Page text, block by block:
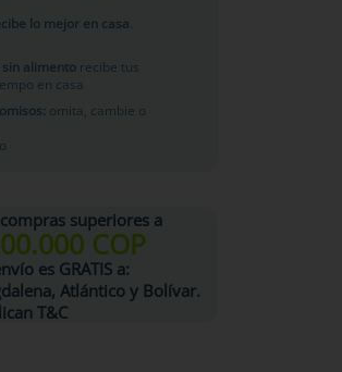
lo mejor en casa
alimentorecibe tus
en casa
omita, cambie o
superiores a
COP
es GRATISa:
Atlántico y Bolívar.
T&C